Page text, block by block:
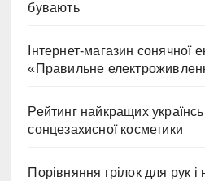
бувають
Інтернет-магазин сонячної
«Правильне
Рейтинг найкращих
сонцезахисної косметики
Порівняння грілок для рук і